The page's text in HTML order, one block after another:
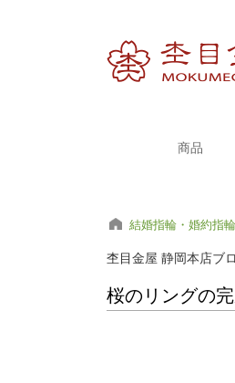
商品
結婚指輪・婚約指
杢目金屋 静岡本店ブ
桜のリングの